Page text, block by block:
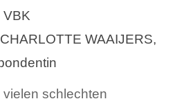
VBK
WAAIJERS,
schlechten